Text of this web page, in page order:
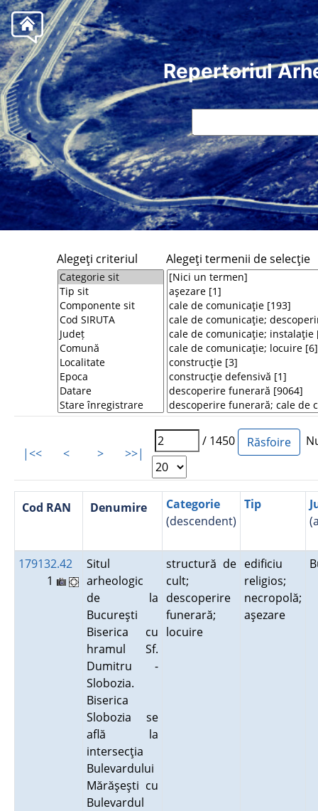
Repertoriul
Alegeţi criteriul Alegeţi termenii de selecţie
|<< < > >>|
/ 1450
Cod RAN Denumire
Categorie
(descendent)
Tip
179132.42
1
Situl
arheologic
de la
Bucureşti
Biserica cu
hramul Sf.
Dumitru -
Slobozia.
Biserica
Slobozia se
află la
intersecţia
Bulevardului
Mărăşeşti cu
Bulevardul
structură de
cult;
descoperire
funerară;
locuire
edificiu
religios;
necropolă;
aşezare